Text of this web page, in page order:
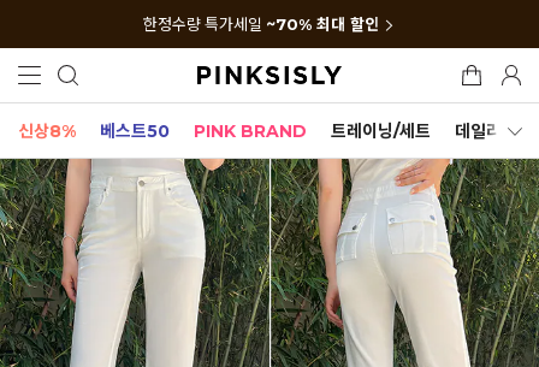
한정수량 특가세일 ~70% 최대 할인
신상8% 베스트50 PINK BRAND 트레이닝/세트 데일리세트